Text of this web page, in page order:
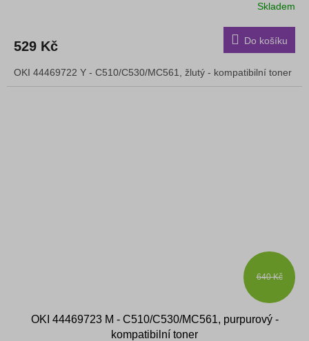
Skladem
529 Kč Do košíku
OKI 44469722 Y - C510/C530/MC561, žlutý - kompatibilní toner
640 Kč
OKI 44469723 M - C510/C530/MC561, purpurový -
kompatibilní toner